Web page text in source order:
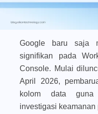
Google baru saja
signifikan pada
Console. Mulai
April 2026,
kolom data guna
investigasi